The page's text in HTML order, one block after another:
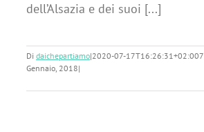
dell’Alsazia e dei suoi [...]
Di daichepartiamo|2020-07-17T16:26:31+02:007
Gennaio, 2018|